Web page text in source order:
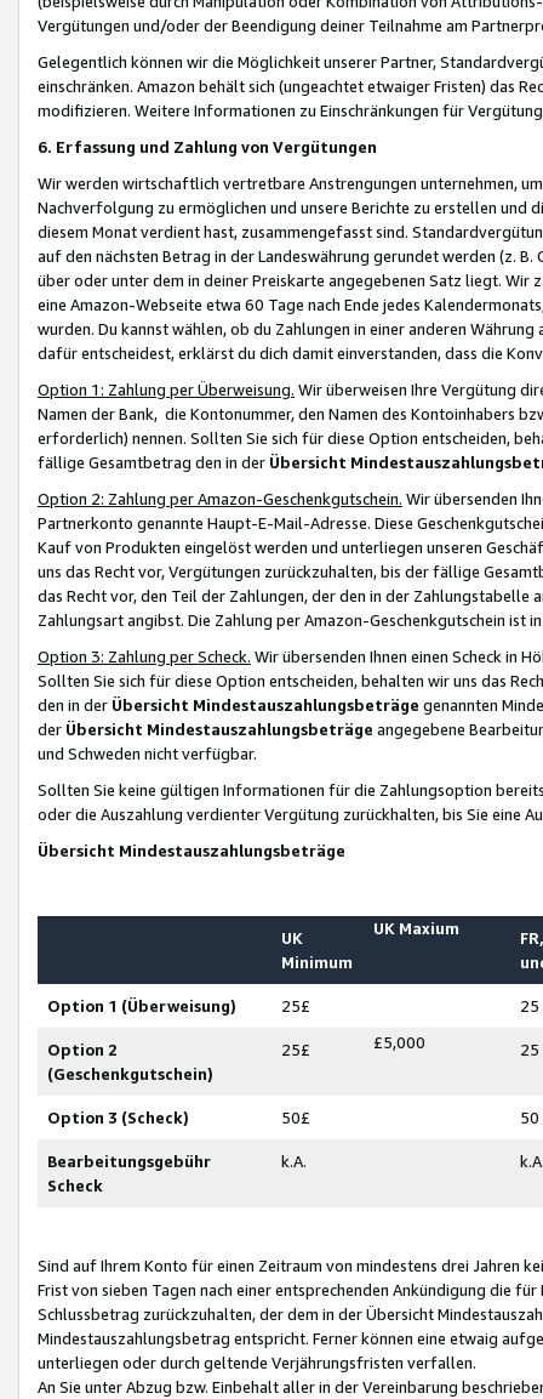
Vergütungen und/oder der Beendigung deiner Teilnahme am
Gelegentlich können wir die Möglichkeit unserer Partner,
einschränken. Amazon behält sich (ungeachtet etwaiger Fristen) das
modifizieren. Weitere Informationen zu Einschränkungen für
6. Erfassung und Zahlung von Vergütungen
Wir werden wirtschaftlich vertretbare Anstrengungen unternehmen,
Nachverfolgung zu ermöglichen und unsere Berichte zu erstellen und
diesem Monat verdient hast, zusammengefasst sind.
auf den nächsten Betrag in der Landeswährung gerundet werden (z.
über oder unter dem in deiner Preiskarte angegebenen Satz liegt.
eine Amazon-Webseite etwa 60 Tage nach Ende jedes
wurden. Du kannst wählen, ob du Zahlungen in einer anderen
dafür entscheidest, erklärst du dich damit einverstanden, dass die
Option 1: Zahlung per Überweisung. Wir überweisen Ihre Vergütung
Namen der Bank, die Kontonummer, den Namen des Kontoinhabers
erforderlich) nennen. Sollten Sie sich für diese Option entscheiden,
fällige Gesamtbetrag den in der Übersicht
Option 2: Zahlung per Amazon-Geschenkgutschein. Wir übersenden
Partnerkonto genannte Haupt-E-Mail-Adresse. Diese
Kauf von Produkten eingelöst werden und unterliegen unseren
uns das Recht vor, Vergütungen zurückzuhalten, bis der fällige
das Recht vor, den Teil der Zahlungen, der den in der
Zahlungsart angibst. Die Zahlung per Amazon-Geschenkgutschein ist
Option 3: Zahlung per Scheck. Wir übersenden Ihnen einen Scheck in
Sollten Sie sich für diese Option entscheiden, behalten wir uns das
den in der Übersicht Mindestauszahlungsbeträge genannten
der Übersicht Mindestauszahlungsbeträge angegebene
und Schweden nicht verfügbar.
Sollten Sie keine gültigen Informationen für die Zahlungsoption
oder die Auszahlung verdienter Vergütung zurückhalten, bis Sie
Übersicht Mindestauszahlungsbeträge
UK
Minimum
UK Maxium
Option 1 (Überweisung) 25£ 25
Option 2
(Geschenkgutschein)
25£ £5,000 25
Option 3 (Scheck) 50£ 50
Bearbeitungsgebühr
Scheck
k.A.
Sind auf Ihrem Konto für einen Zeitraum von mindestens drei Jahren
Frist von sieben Tagen nach einer entsprechenden Ankündigung die
Schlussbetrag zurückzuhalten, der dem in der Übersicht
Mindestauszahlungsbetrag entspricht. Ferner können eine etwaig
unterliegen oder durch geltende Verjährungsfristen verfallen.
An Sie unter Abzug bzw. Einbehalt aller in der Vereinbarung